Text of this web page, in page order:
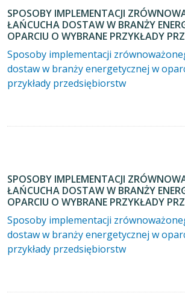
SPOSOBY IMPLEMENTACJI
ŁAŃCUCHA DOSTAW W BRANŻY
OPARCIU O WYBRANE PRZYKŁADY
Sposoby implementacji
dostaw w branży energetycznej w
przykłady przedsiębiorstw
SPOSOBY IMPLEMENTACJI
ŁAŃCUCHA DOSTAW W BRANŻY
OPARCIU O WYBRANE PRZYKŁADY
Sposoby implementacji
dostaw w branży energetycznej w
przykłady przedsiębiorstw